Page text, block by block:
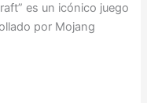
es un icónico juego
por Mojang